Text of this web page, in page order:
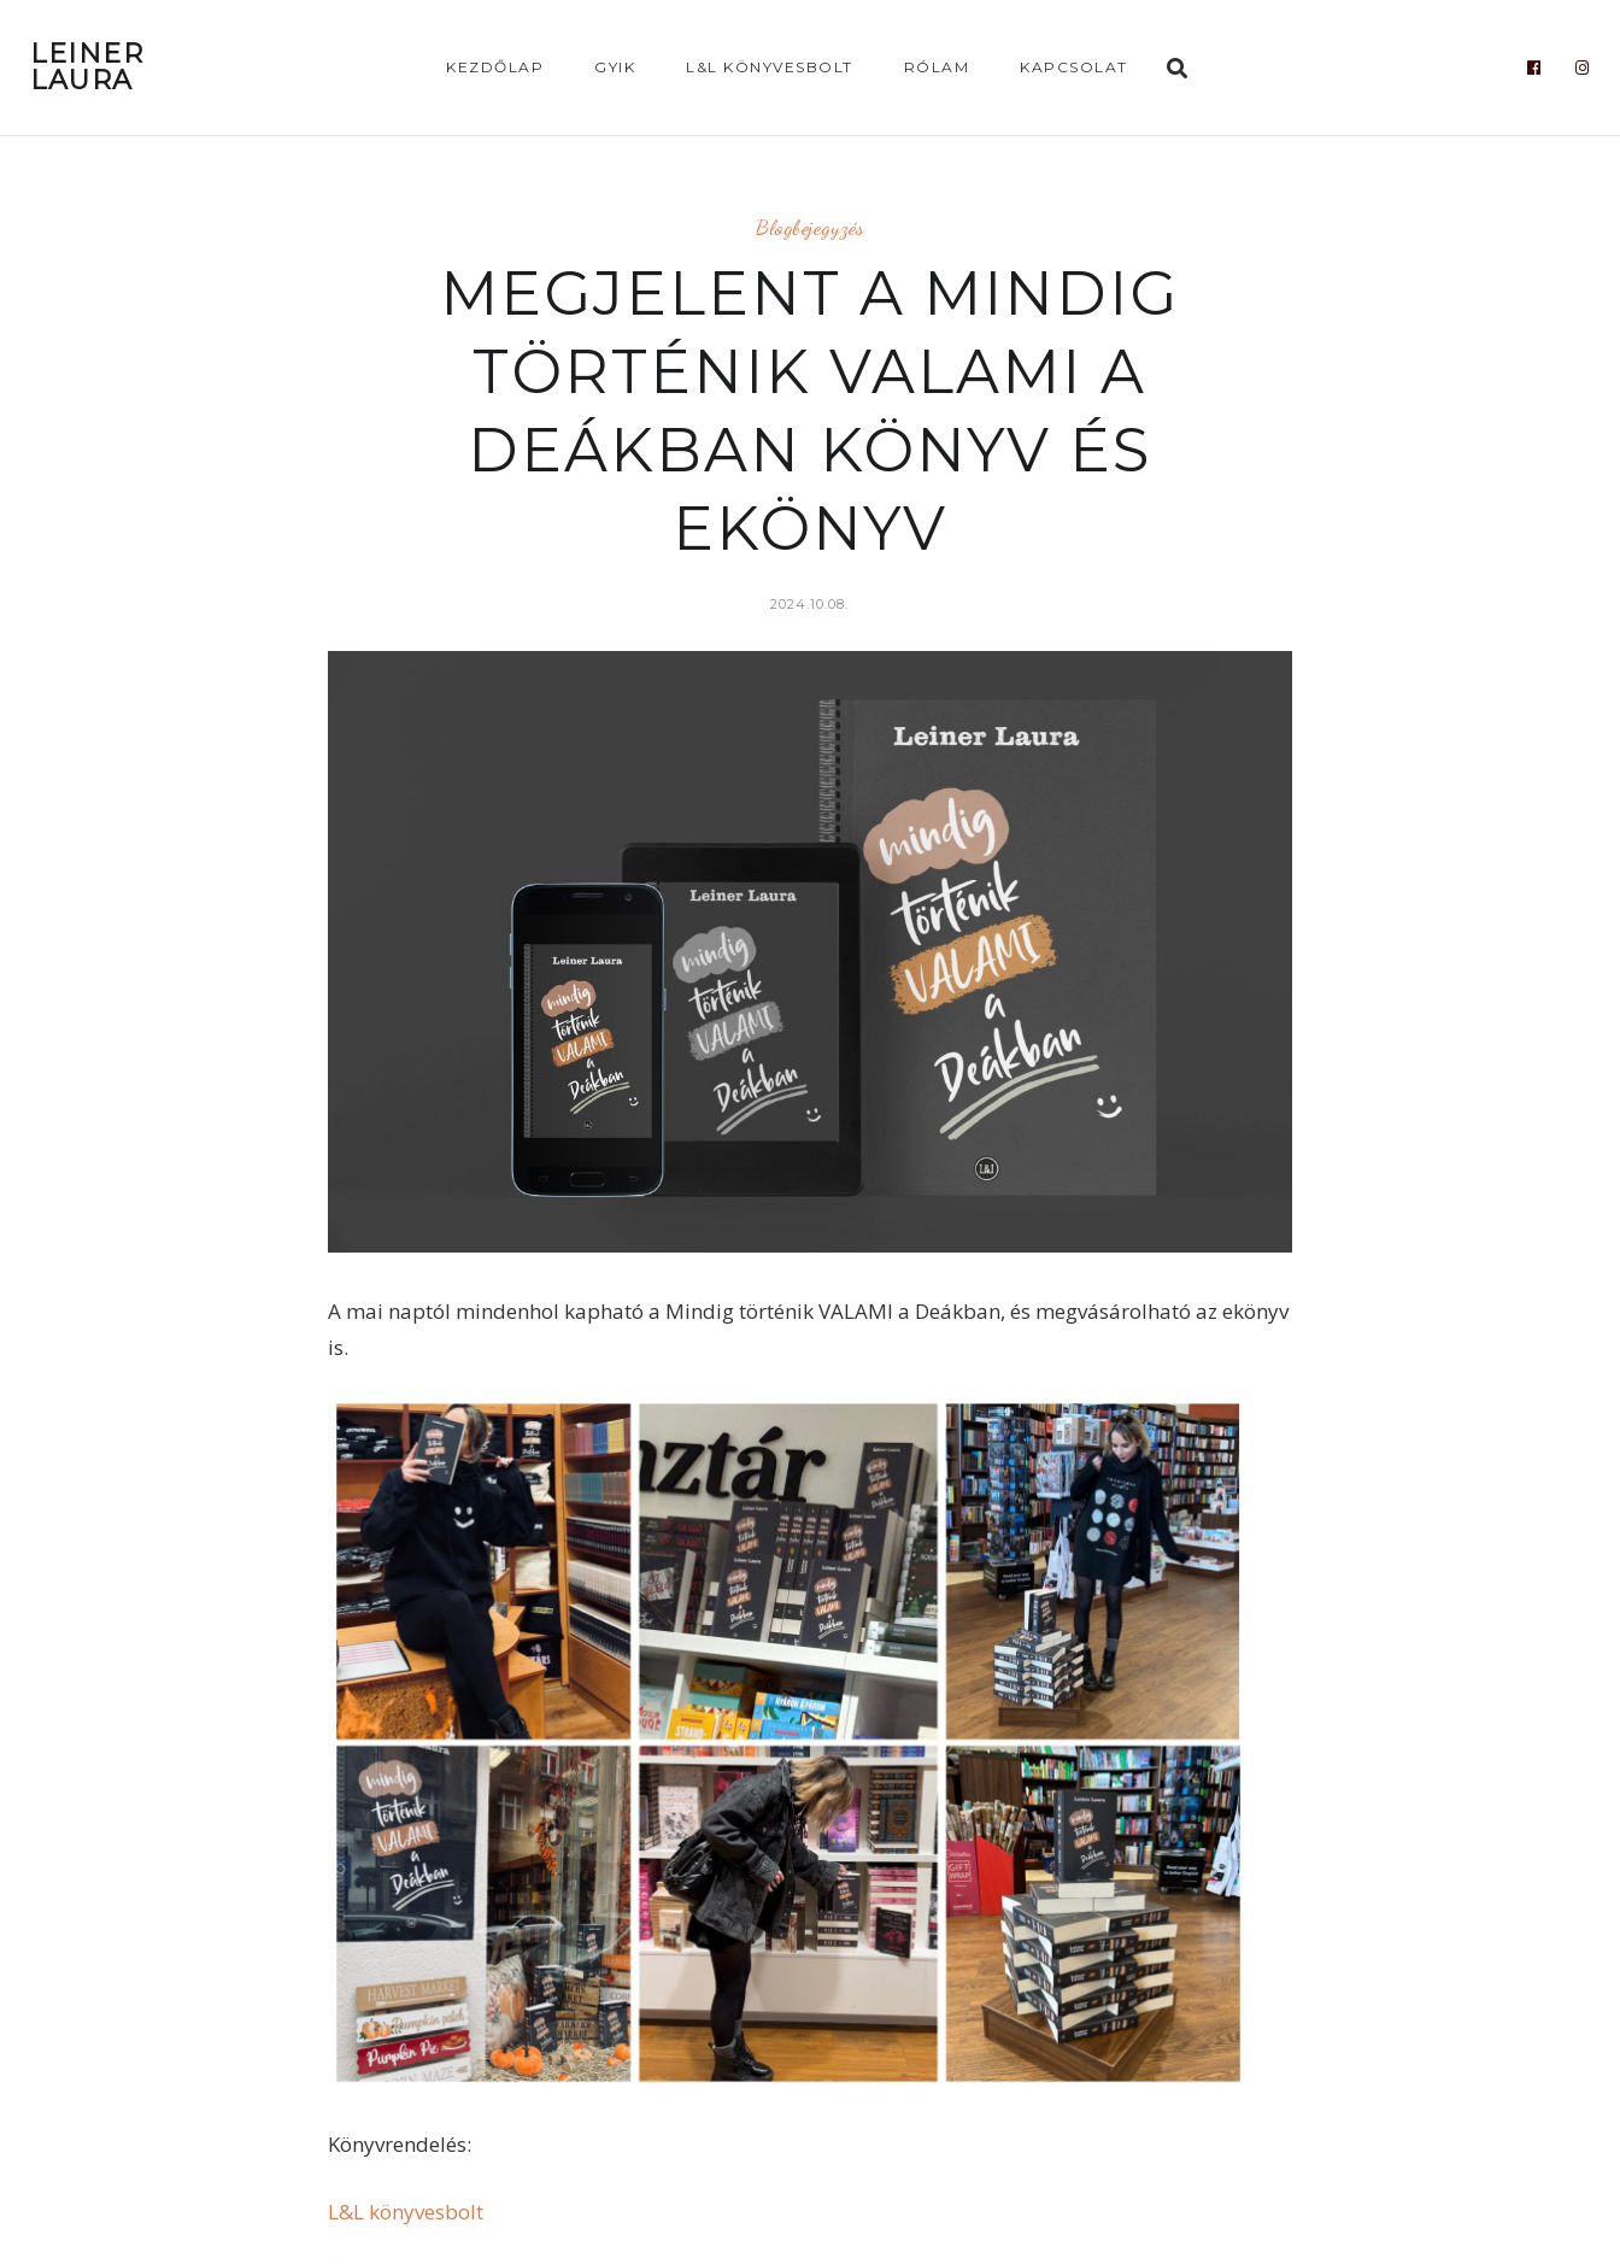
LEINER
LAURA
KEZDŐLAP GYIK L&L KÖNYVESBOLT RÓLAM KAPCSOLAT
Blogbejegyzés
MEGJELENT A MINDIG
TÖRTÉNIK VALAMI A
DEÁKBAN KÖNYV ÉS
EKÖNYV
2024.10.08.
A mai naptól mindenhol kapható a Mindig történik VALAMI a Deákban, és megvásárolható az ekönyv
is.
Könyvrendelés:
L&L könyvesbolt